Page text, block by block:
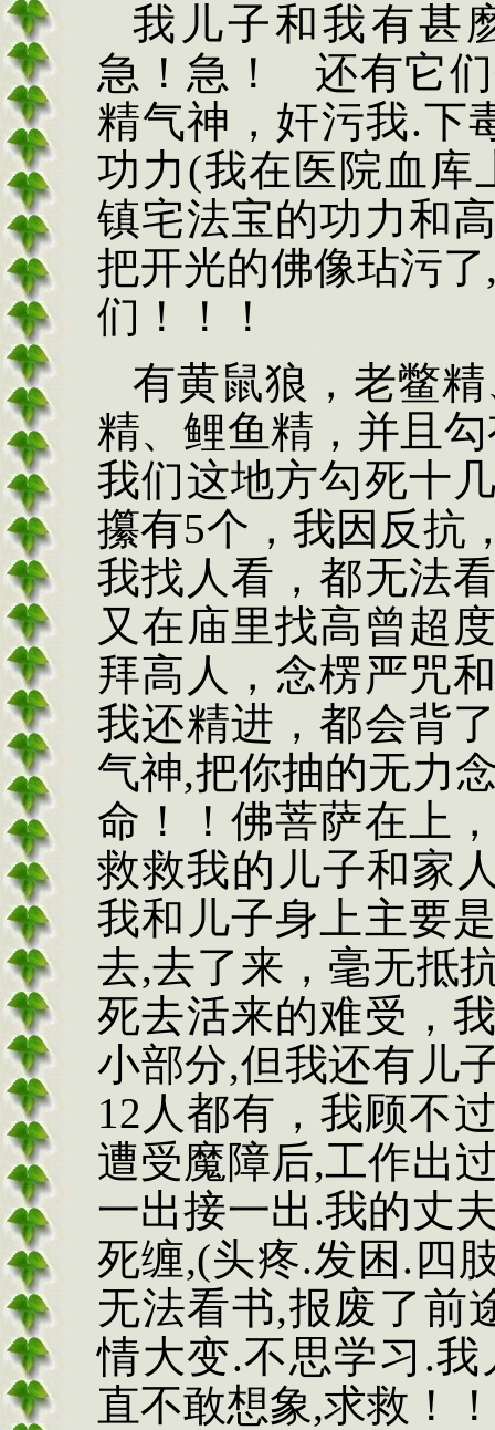
我儿子和我有甚
急！急！
还有它
精气神，奸污我.下
功力 (我在医院血库
镇宅法宝的功力和
把开光的佛像玷污了
们！！！
有黄鼠狼，老鳖
精、鲤鱼精，并且
我们这地方勾死十
攥有5个，我因反抗
我找人看，都无法
又在庙里找高曾超
拜高人，念楞严咒
我还精进，都会背
气神,把你抽的无力
命！！佛菩萨在上
救救我的儿子和家
我和儿子身上主要
去,去了来，毫无抵
死去活来的难受，
小部分,但我还有儿
12 人都有，我顾不
遭受魔障后,工作出
一出接一出.我的丈
死缠,(头疼.发困 . 四
无法看书,报废了前
情大变.不思学习 .我
直不敢想象,求救！